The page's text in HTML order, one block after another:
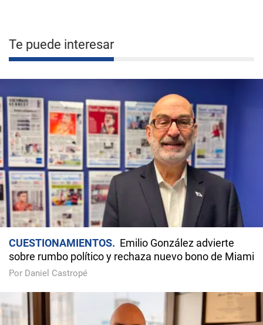
Te puede interesar
CUESTIONAMIENTOS
Emilio González advierte
sobre rumbo político y rechaza nuevo bono de Miami
Por Daniel Castropé